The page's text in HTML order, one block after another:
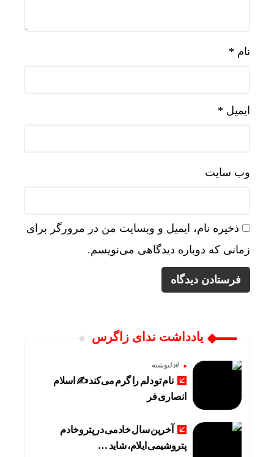
نام *
ایمیل *
وب‌ سایت
ذخیره نام، ایمیل و وبسایت من در مرورگر برای
زمانی که دوباره دیدگاهی می‌نویسم.
یادداشت ندای زاگرس
#دلنوشته
نام تو دلم را گرم می‌کند ✍️ اسلام
انصاری فر
آخرین سال خادمی در پتروخادم
پتروشیمی ایلام، شاید …